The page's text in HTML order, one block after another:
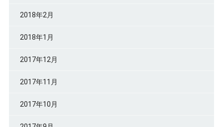
2018年2月
2018年1月
2017年12月
2017年11月
2017年10月